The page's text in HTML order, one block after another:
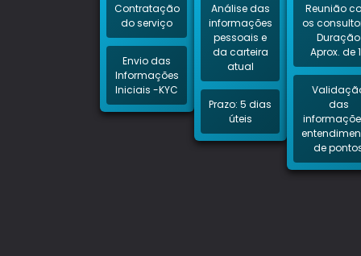
Contratação
do serviço
Envio das
Informações
Iniciais -KYC
Análise das
informações
pessoais e
da carteira
atual
Prazo: 5 dias
úteis
Reunião
os
Duração
Aprox. de
das
de